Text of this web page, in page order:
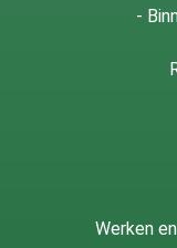
-
Werken